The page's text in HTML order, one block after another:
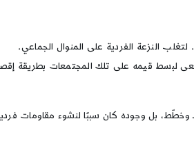
النزعة الفردية على المنوال الجماعي.
لبسط قيمه على تلك المجتمعات بطريقة
وخطّط، بل وجوده كان سببًا لنشوء مقاومات